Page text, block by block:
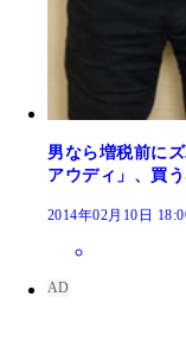
男なら増税前に
アウディ」、買
2014年02月10日